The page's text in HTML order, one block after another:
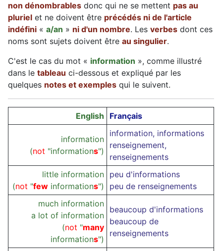
non dénombrables donc qui ne se mettent pas au
pluriel et ne doivent être précédés ni de l'article
indéfini « a/an » ni d'un nombre. Les verbes dont ces
noms sont sujets doivent être au singulier.
C'est le cas du mot « information », comme illustré
dans le tableau ci-dessous et expliqué par les
quelques notes et exemples qui le suivent.
English Français
information
(not "informations")
information, informations
renseignement,
renseignements
little information
(not "few informations")
peu d'informations
peu de renseignements
much information
a lot of information
(not "many
informations")
beaucoup d'informations
beaucoup de
renseignements